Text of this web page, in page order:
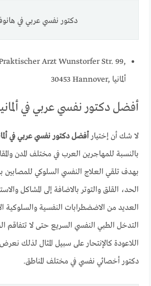
دكتور نفسي عربي في
Arzt Wunstorfer Str. 99,
30453 Hannover, ألمانيا
أفضل دكتور نفسي عربي في
لا شك أن إختيارأفضل دكتور نفسي عربي في
بالنسبة للمهاجرين العرب في مختلف المدن
بهدف تلقي العلاج النفسي السلوكي للمصابين
الحد، القلق والتوتر بالاضافة إلى المشاكل
العديد من الاضضطرابات النفسية والسلوكية
التدخل الطبي النفسي السريع حتى لا تتفاقم
اللاعودة كالإنتحار على سبيل المثال لذلك
دكتور أخصائي نفسي في مختلف المناطق.